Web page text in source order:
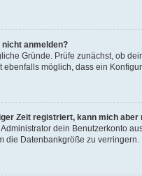
anmelden?
Gründe. Prüfe zunächst, ob
ebenfalls möglich, dass ein
Zeit registriert, kann mich aber
dein Benutzerkonto
die Datenbankgröße zu